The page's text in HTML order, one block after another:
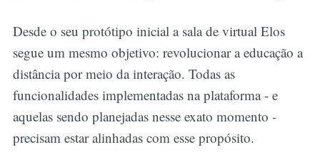
Desde o seu protótipo inicial a sala de virtual Elos
segue um mesmo objetivo: revolucionar a educação a
distância por meio da interação. Todas as
funcionalidades implementadas na plataforma - e
aquelas sendo planejadas nesse exato momento -
precisam estar alinhadas com esse propósito.